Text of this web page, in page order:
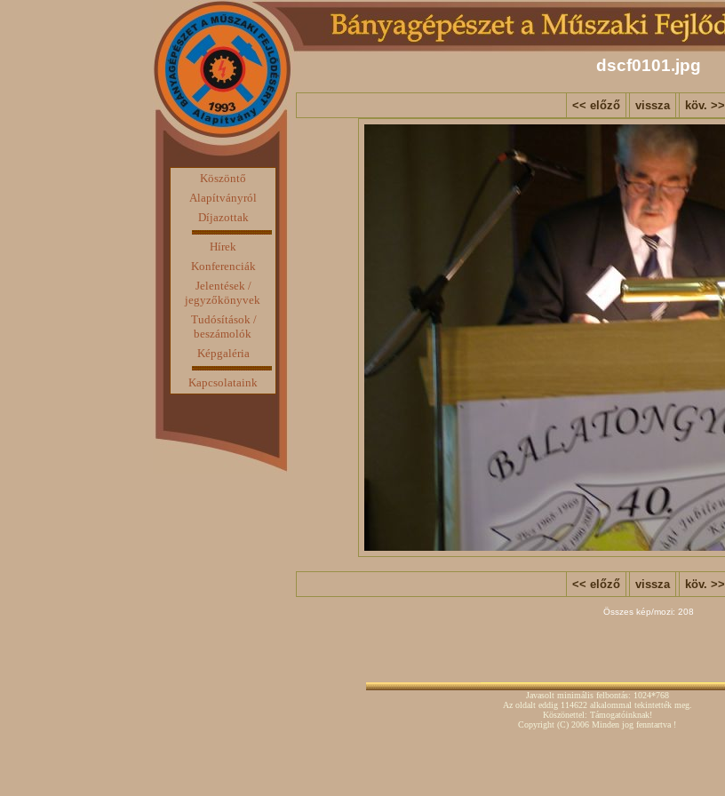
Köszöntő
Alapítványról
Díjazottak
Hírek
Konferenciák
Jelentések /
jegyzőkönyvek
Tudósítások /
beszámolók
Képgaléria
Kapcsolataink
dscf0101.jpg
<< előző vissza köv. >>
<< előző vissza köv. >>
Összes kép/mozi: 208
Javasolt minimális felbontás: 1024*768
Az oldalt eddig 114622 alkalommal tekintették meg.
Köszönettel: Támogatóinknak!
Copyright (C) 2006 Minden jog fenntartva !